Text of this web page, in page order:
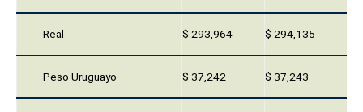
Real $ 293,964 $ 294,135
Peso Uruguayo $ 37,242 $ 37,243